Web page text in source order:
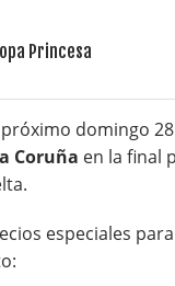
domingo
Coruña en la final
especiales